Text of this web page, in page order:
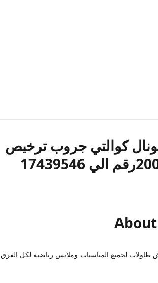
كوالتي جروب ترخيص
لجميع المناسبات وملابس رياضية لكل الفرق